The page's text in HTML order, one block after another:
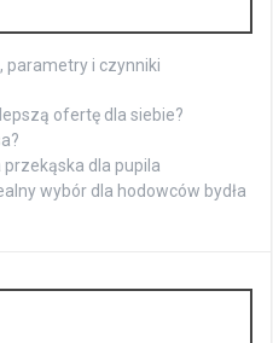
parametry i czynniki
ofertę dla siebie?
dla pupila
wybór dla hodowców bydła